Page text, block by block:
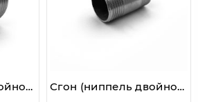
Сгон (ниппель двойной) AISI 304 2" (DN50) HP/HP
Сгон (ниппель двойной) AISI 304 3/4" (DN20) HP/HP